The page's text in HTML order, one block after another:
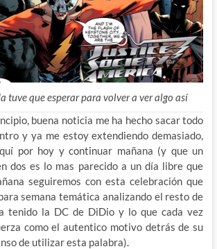
tuve que esperar para volver a ver algo así
buena noticia me ha hecho sacar todo
y ya me estoy extendiendo demasiado,
por hoy y continuar mañana (y que un
dos es lo mas parecido a un día libre que
seguiremos con esta celebración que
semana temática analizando el resto de
tenido la DC de DiDio y lo que cada vez
como el autentico motivo detrás de su
de utilizar esta palabra).